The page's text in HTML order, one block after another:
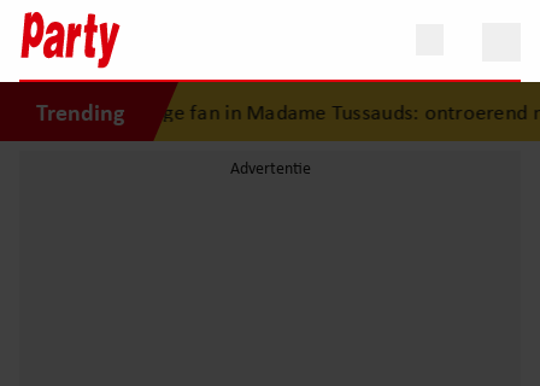
Trending
fan in Madame Tussauds: ontroerend moment